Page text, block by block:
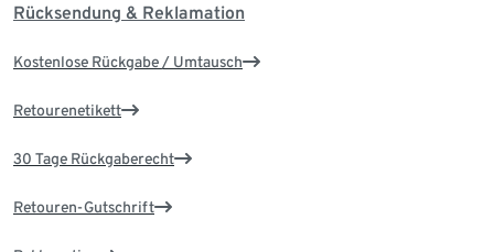
Rücksendung & Reklamation
Kostenlose Rückgabe / Umtausch
Retourenetikett
30 Tage Rückgaberecht
Retouren-Gutschrift